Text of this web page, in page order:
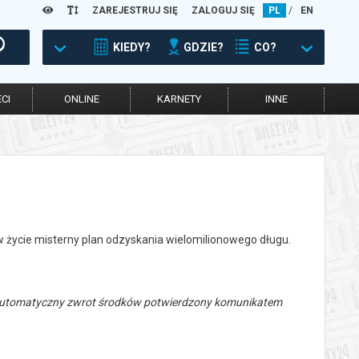
ZAREJESTRUJ SIĘ ZALOGUJ SIĘ PL / EN
KIEDY? GDZIE? CO?
ONLINE KARNETY INNE
misterny plan odzyskania wielomilionowego długu.
zwrot środków potwierdzony komunikatem